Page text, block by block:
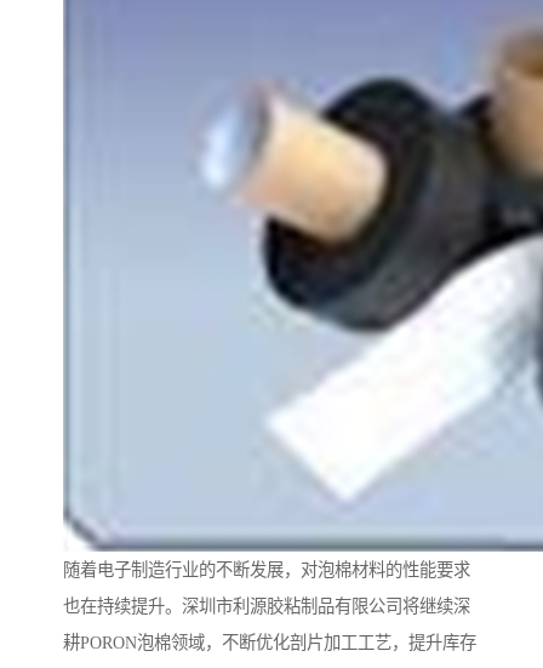
随着电子制造行业的不断发展，对泡棉材料的性能要求
也在持续提升。深圳市利源胶粘制品有限公司将继续深
耕PORON泡棉领域，不断优化剖片加工工艺，提升库存